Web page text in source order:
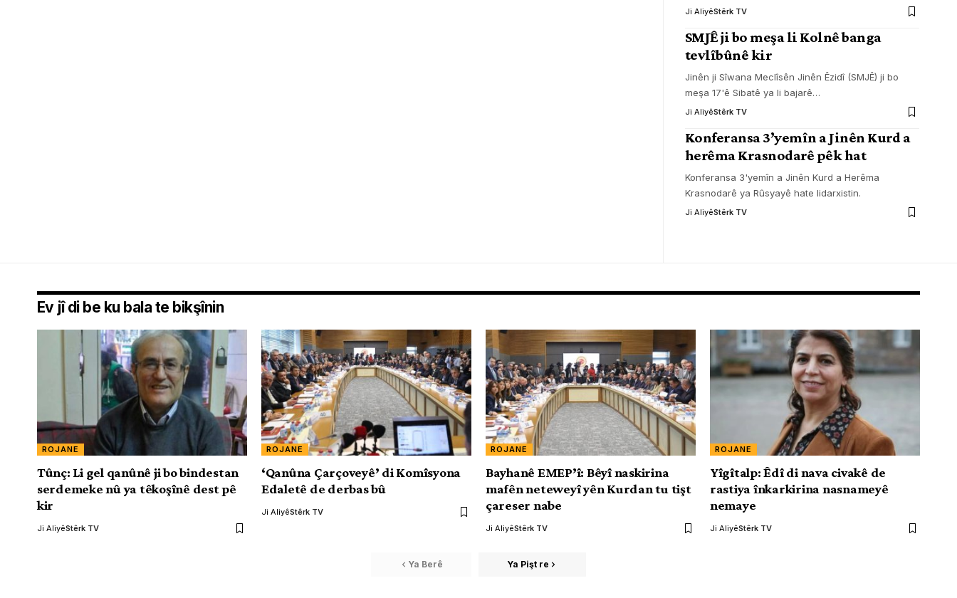
Ji AliyêStêrk TV
SMJÊ ji bo meşa li Kolnê banga
tevlîbûnê kir
Jinên ji Sîwana Meclîsên Jinên Êzidî (SMJÊ) ji bo
meşa 17'ê Sibatê ya li bajarê…
Ji AliyêStêrk TV
Konferansa 3’yemîn a Jinên Kurd a
herêma Krasnodarê pêk hat
Konferansa 3'yemîn a Jinên Kurd a Herêma
Krasnodarê ya Rûsyayê hate lidarxistin.
Ji AliyêStêrk TV
Ev jî di be ku bala te bikşînin
ROJANE
Tûnç: Li gel qanûnê ji bo bindestan
serdemeke nû ya têkoşînê dest pê
kir
Ji AliyêStêrk TV
ROJANE
‘Qanûna Çarçoveyê’ di Komîsyona
Edaletê de derbas bû
Ji AliyêStêrk TV
ROJANE
Bayhanê EMEP’î: Bêyî naskirina
mafên neteweyî yên Kurdan tu tişt
çareser nabe
Ji AliyêStêrk TV
ROJANE
Yîgîtalp: Êdî di nava civakê de
rastiya înkarkirina nasnameyê
nemaye
Ji AliyêStêrk TV
Ya Berê Ya Pişt re